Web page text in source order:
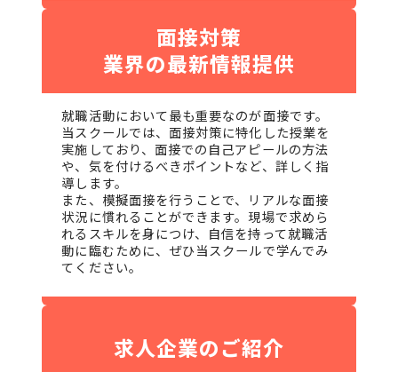
面接対策
業界の最新情報提供
就職活動において最も重要なのが面接です。
当スクールでは、面接対策に特化した授業を
実施しており、面接での自己アピールの方法
や、気を付けるべきポイントなど、詳しく指
導します。
また、模擬面接を行うことで、リアルな面接
状況に慣れることができます。現場で求めら
れるスキルを身につけ、自信を持って就職活
動に臨むために、ぜひ当スクールで学んでみ
てください。
求人企業のご紹介